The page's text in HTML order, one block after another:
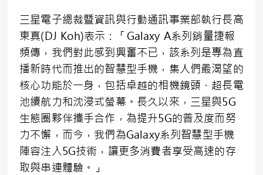
三星電子總裁暨資訊與行動通訊事業部執行長高
東真(DJ Koh)表示：「Galaxy A系列銷量捷報
頻傳，我們對此感到興奮不已，該系列是專為直
播新時代而推出的智慧型手機，集人們最渴望的
核心功能於一身，包括卓越的相機鏡頭、超長電
池續航力和沈浸式螢幕。長久以來，三星與5G
生態圈夥伴攜手合作，為提升5G的普及度而努
力不懈，而今，我們為Galaxy系列智慧型手機
陣容注入5G技術，讓更多消費者享受高速的存
取與串連體驗。」